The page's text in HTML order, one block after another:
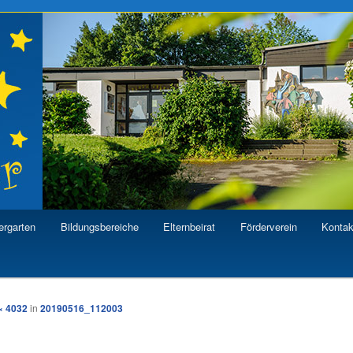
Sterntaler
Bildungsbereiche Elternbeirat Förderverein
4032in 20190516_112003